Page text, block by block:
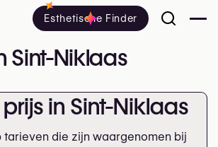
Esthetische Finder
Sint-Niklaas
in Sint-Niklaas
tarieven die zijn waargenomen bij